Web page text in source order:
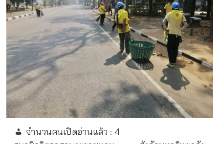
จำนวนคนเปิดอ่านแล้ว : 4